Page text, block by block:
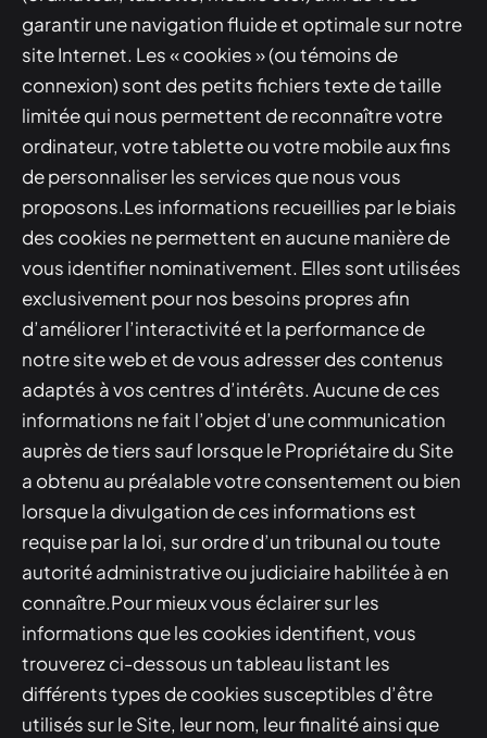
garantir une navigation fluide et optimale sur notre
site Internet. Les « cookies » (ou témoins de
connexion) sont des petits fichiers texte de taille
limitée qui nous permettent de reconnaître votre
ordinateur, votre tablette ou votre mobile aux fins
de personnaliser les services que nous vous
proposons.Les informations recueillies par le biais
des cookies ne permettent en aucune manière de
vous identifier nominativement. Elles sont utilisées
exclusivement pour nos besoins propres afin
d’améliorer l’interactivité et la performance de
notre site web et de vous adresser des contenus
adaptés à vos centres d’intérêts. Aucune de ces
informations ne fait l’objet d’une communication
auprès de tiers sauf lorsque le Propriétaire du Site
a obtenu au préalable votre consentement ou bien
lorsque la divulgation de ces informations est
requise par la loi, sur ordre d’un tribunal ou toute
autorité administrative ou judiciaire habilitée à en
connaître.Pour mieux vous éclairer sur les
informations que les cookies identifient, vous
trouverez ci-dessous un tableau listant les
différents types de cookies susceptibles d’être
utilisés sur le Site, leur nom, leur finalité ainsi que